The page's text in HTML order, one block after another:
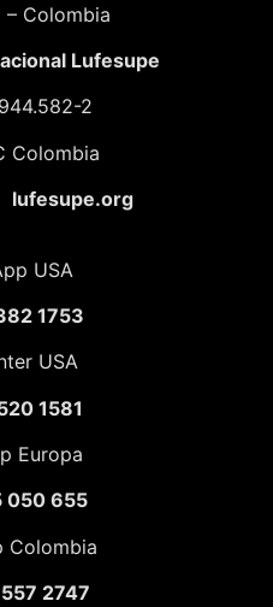
– Colombia
Lufesupe
2
Colombia
USA
1753
USA
1581
Europa
050 655
Colombia
2747